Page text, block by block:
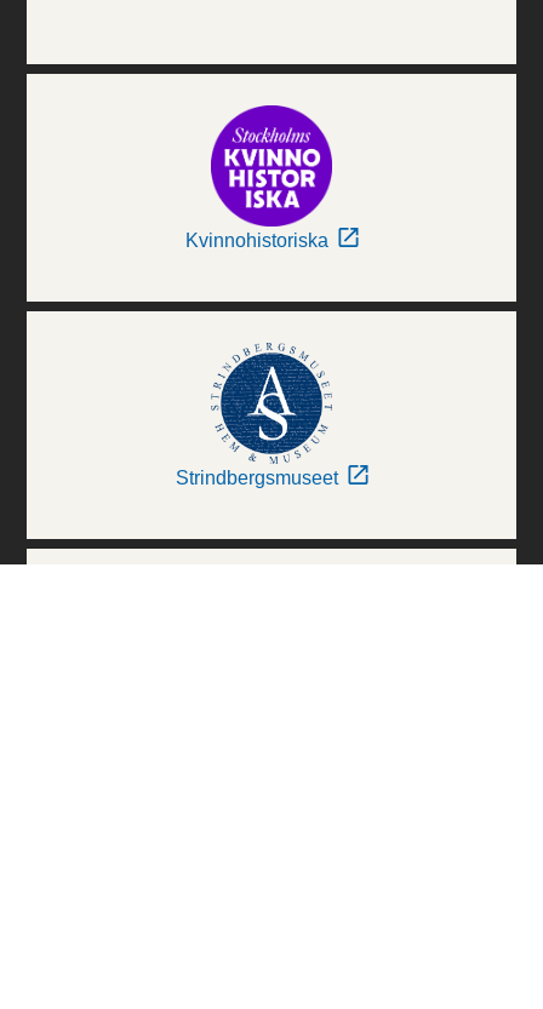
Kvinnohistoriska
Strindbergsmuseet